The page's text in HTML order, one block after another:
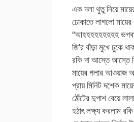
এক দলা থুতু নিয়ে
ঢোকাতে লাগলো মায়ের
“আহহহহহহহহহ
জি’র বাঁড়া মুখে ঢুকে
রকি দা আস্তে আস্তে
মায়ের গলার আওয়াজ
প্রায় মিনিট দশেক
ঠোঁটের দুপাশ বেয়ে
হঠাৎ লক্ষ্য করলাম